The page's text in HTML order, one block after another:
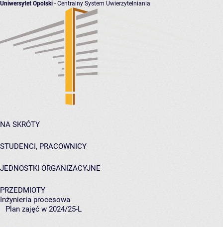
Uniwersytet Opolski - Centralny System Uwierzytelniania
NA SKRÓTY
STUDENCI, PRACOWNICY
JEDNOSTKI ORGANIZACYJNE
PRZEDMIOTY
Inżynieria procesowa
Plan zajęć w 2024/25-L